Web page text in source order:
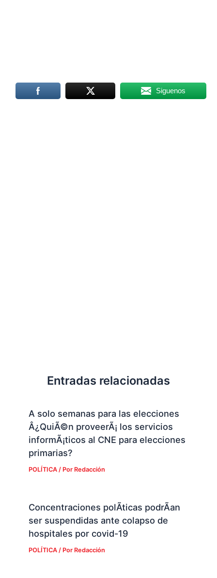
Siguenos
Entradas relacionadas
A solo semanas para las elecciones
Â¿QuiÃ©n proveerÃ¡ los servicios
informÃ¡ticos al CNE para elecciones
primarias?
POLÍTICA/ Por Redacción
Concentraciones polÃ­ticas podrÃ­an
ser suspendidas ante colapso de
hospitales por covid-19
POLÍTICA/ Por Redacción